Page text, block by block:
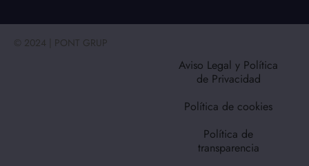
© 2024 | PONT GRUP
Aviso Legal y Política
de Privacidad
Política de cookies
Política de
transparencia